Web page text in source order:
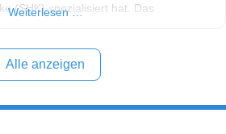
(SHK) spezialisiert hat. Das
und Neubau legt die Delta-Therm
Weiterlesen …
Alle anzeigen